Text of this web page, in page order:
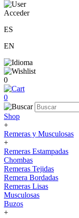
Acceder
ES
EN
0
0
Shop
+
Remeras y Musculosas
+
Remeras Estampadas
Chombas
Remeras Tejidas
Remera Bordadas
Remeras Lisas
Musculosas
Buzos
+